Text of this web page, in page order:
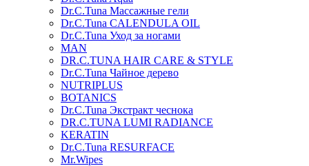
Dr.C.Tuna Массажные гели
Dr.C.Tuna CALENDULA OIL
Dr.C.Tuna Уход за ногами
MAN
DR.C.TUNA HAIR CARE & STYLE
Dr.C.Tuna Чайное дерево
NUTRIPLUS
BOTANICS
Dr.C.Tuna Экстракт чеснока
DR.C.TUNA LUMI RADIANCE
KERATIN
Dr.C.Tuna RESURFACE
Mr.Wipes